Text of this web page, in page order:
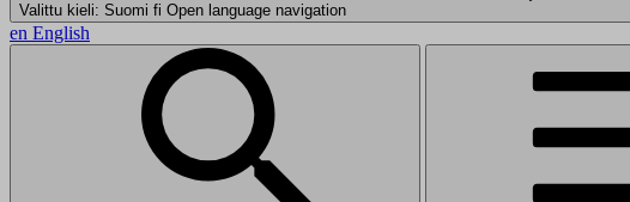
Valittu kieli: Suomi fi Open language navigation
en English